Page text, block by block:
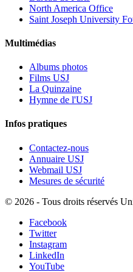
North America Office
Saint Joseph University
Multimédias
Albums photos
Films USJ
La Quinzaine
Hymne de l'USJ
Infos pratiques
Contactez-nous
Annuaire USJ
Webmail USJ
Mesures de sécurité
© 2026 - Tous droits réservés
Facebook
Twitter
Instagram
LinkedIn
YouTube